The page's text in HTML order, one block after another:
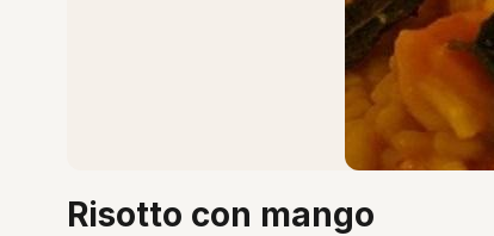
Risotto con mango